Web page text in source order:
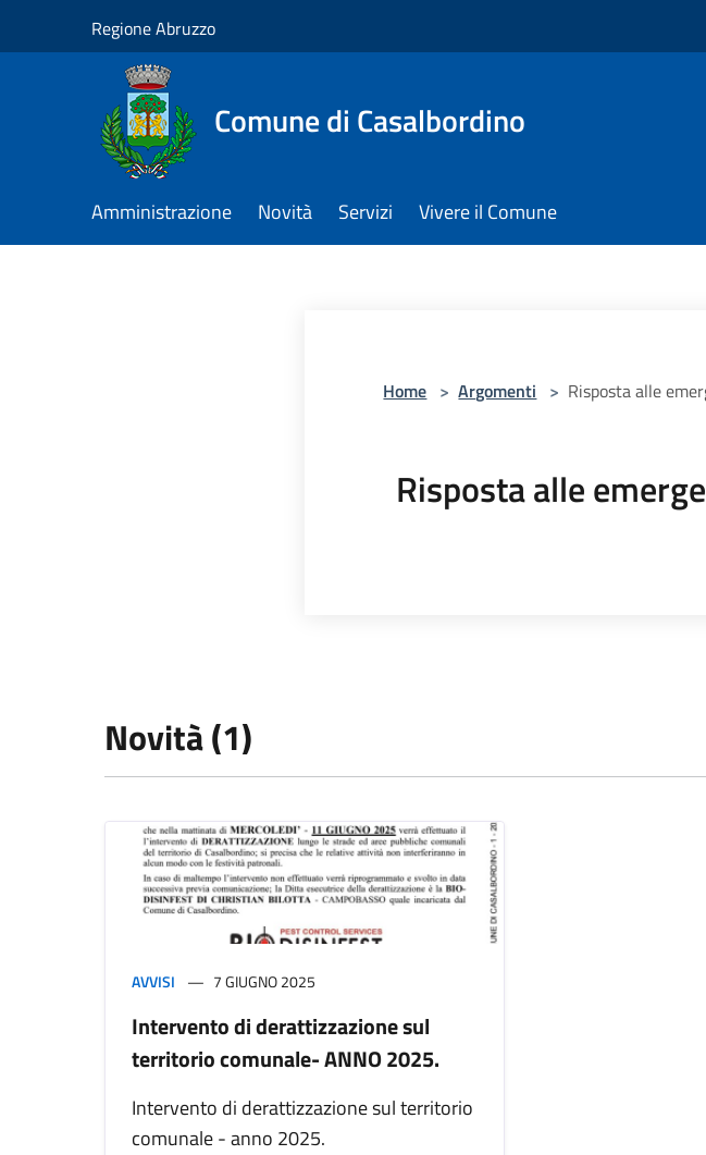
Regione Abruzzo
Comune di Casalbordino
Amministrazione Novità Servizi Vivere il Comune
Home > Argomenti > Risposta alle
Risposta alle
Novità (1)
AVVISI 7 GIUGNO 2025
Intervento di derattizzazione sul
territorio comunale- ANNO 2025.
Intervento di derattizzazione sul territorio
comunale - anno 2025.